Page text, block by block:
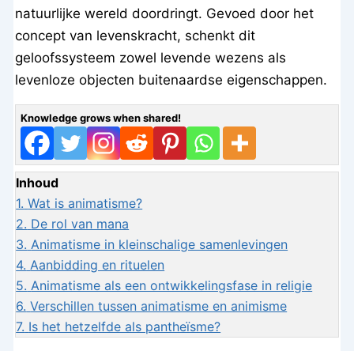
natuurlijke wereld doordringt. Gevoed door het
concept van levenskracht, schenkt dit
geloofssysteem zowel levende wezens als
levenloze objecten buitenaardse eigenschappen.
Knowledge grows when shared!
Inhoud
1. Wat is animatisme?
2. De rol van mana
3. Animatisme in kleinschalige samenlevingen
4. Aanbidding en rituelen
5. Animatisme als een ontwikkelingsfase in religie
6. Verschillen tussen animatisme en animisme
7. Is het hetzelfde als pantheïsme?